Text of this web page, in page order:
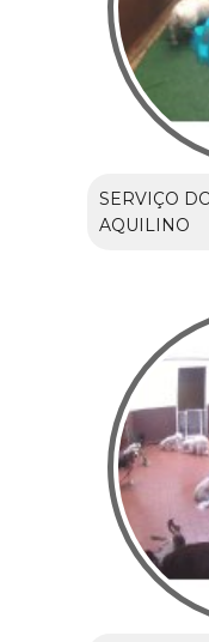
SERVIÇO
AQUILINO